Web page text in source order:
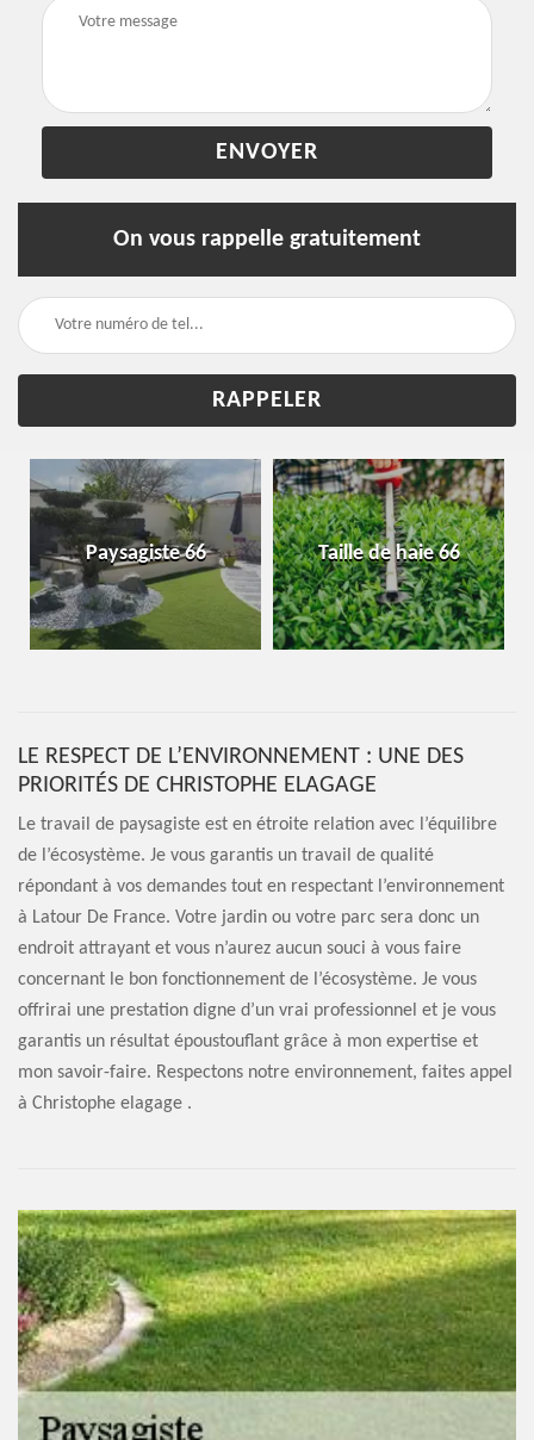
On vous rappelle gratuitement
Paysagiste 66 Taille de haie 66
LE RESPECT DE L’ENVIRONNEMENT : UNE DES
PRIORITÉS DE CHRISTOPHE ELAGAGE
Le travail de paysagiste est en étroite relation avec l’équilibre
de l’écosystème. Je vous garantis un travail de qualité
répondant à vos demandes tout en respectant l’environnement
à Latour De France. Votre jardin ou votre parc sera donc un
endroit attrayant et vous n’aurez aucun souci à vous faire
concernant le bon fonctionnement de l’écosystème. Je vous
offrirai une prestation digne d’un vrai professionnel et je vous
garantis un résultat époustouflant grâce à mon expertise et
mon savoir-faire. Respectons notre environnement, faites appel
à Christophe elagage .